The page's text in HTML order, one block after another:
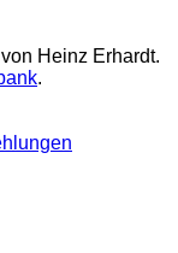
Heinz Erhardt.
.